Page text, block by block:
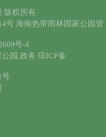
版权所有
号 海南热带雨林国家公园管
号-4
园.政务 琼ICP备
号